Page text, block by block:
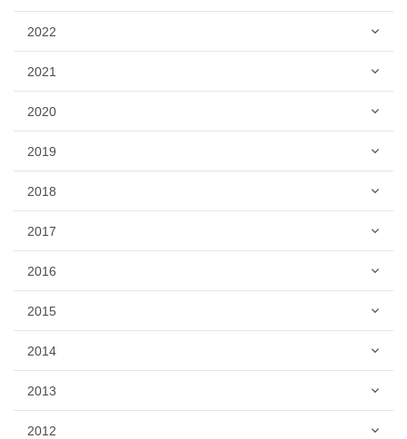
2022
2021
2020
2019
2018
2017
2016
2015
2014
2013
2012